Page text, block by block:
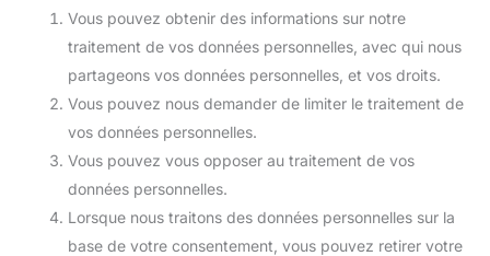
Vous pouvez obtenir des informations sur notre
traitement de vos données personnelles, avec qui nous
partageons vos données personnelles, et vos droits.
Vous pouvez nous demander de limiter le traitement de
vos données personnelles.
Vous pouvez vous opposer au traitement de vos
données personnelles.
Lorsque nous traitons des données personnelles sur la
base de votre consentement, vous pouvez retirer votre